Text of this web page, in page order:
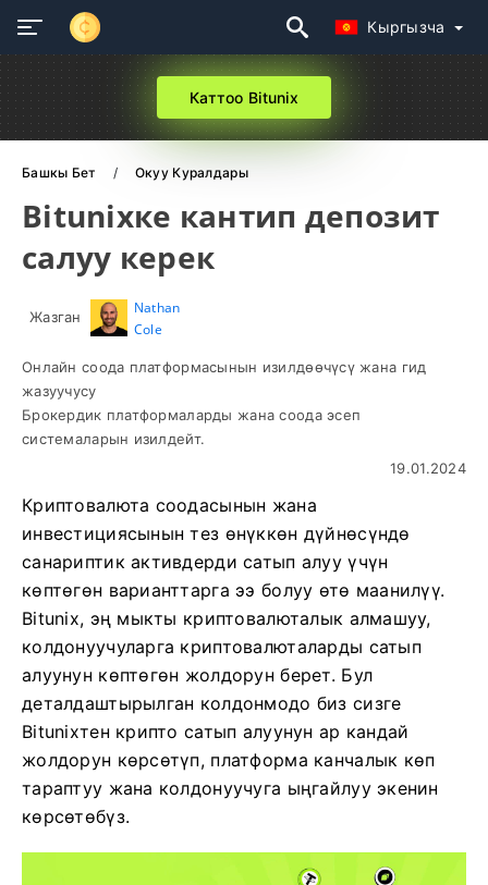
Кыргызча
Каттоо Bitunix
Башкы Бет Окуу Куралдары
Bitunixке кантип депозит
салуу керек
Жазган
Nathan
Cole
Онлайн соода платформасынын изилдөөчүсү жана гид
жазуучусу
Брокердик платформаларды жана соода эсеп
системаларын изилдейт.
19.01.2024
Криптовалюта соодасынын жана
инвестициясынын тез өнүккөн дүйнөсүндө
санариптик активдерди сатып алуу үчүн
көптөгөн варианттарга ээ болуу өтө маанилүү.
Bitunix, эң мыкты криптовалюталык алмашуу,
колдонуучуларга криптовалюталарды сатып
алуунун көптөгөн жолдорун берет. Бул
деталдаштырылган колдонмодо биз сизге
Bitunixтен крипто сатып алуунун ар кандай
жолдорун көрсөтүп, платформа канчалык көп
тараптуу жана колдонуучуга ыңгайлуу экенин
көрсөтөбүз.